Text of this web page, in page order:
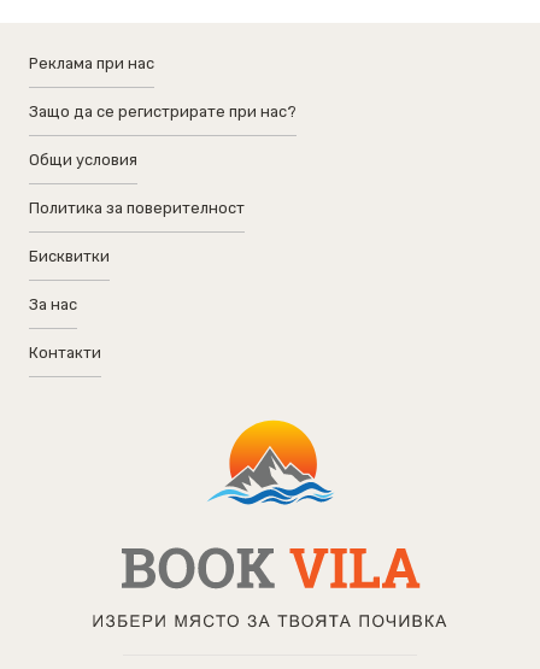
Реклама при нас
Защо да се регистрирате при нас?
Общи условия
Политика за поверителност
Бисквитки
За нас
Контакти